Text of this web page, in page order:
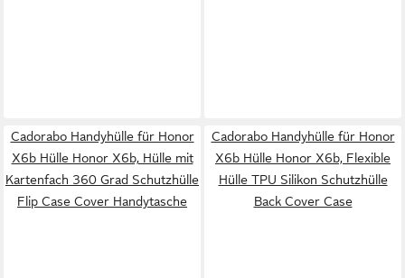
Cadorabo Handyhülle für Honor
X6b Hülle Honor X6b, Hülle mit
Kartenfach 360 Grad Schutzhülle
Flip Case Cover Handytasche
Cadorabo Handyhülle für Honor
X6b Hülle Honor X6b, Flexible
Hülle TPU Silikon Schutzhülle
Back Cover Case